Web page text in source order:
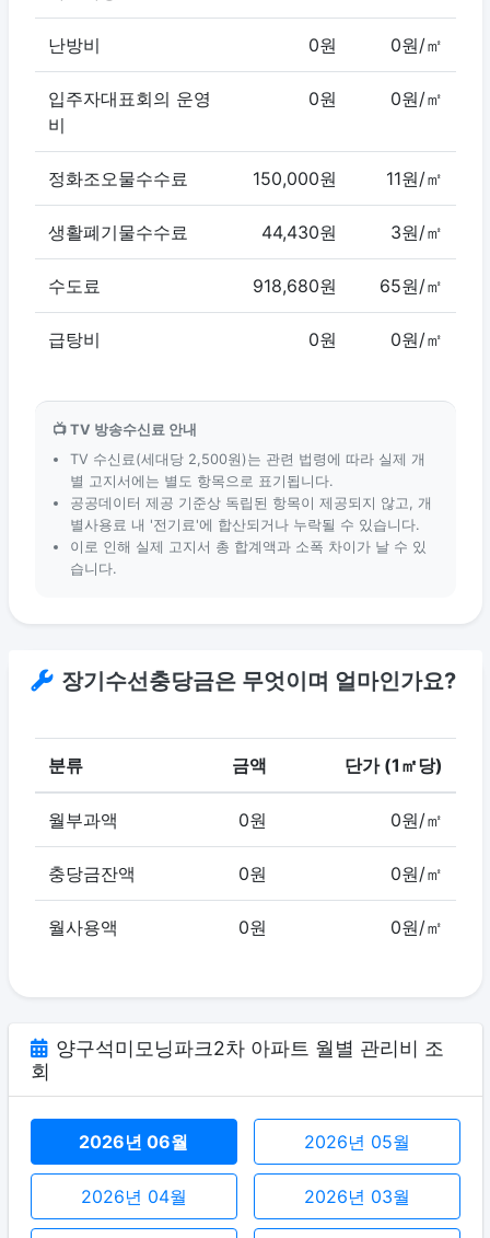
난방비 0원 0원/㎡
입주자대표회의 운영
비
0원 0원/㎡
정화조오물수수료 150,000원 11원/㎡
생활폐기물수수료 44,430원 3원/㎡
수도료 918,680원 65원/㎡
급탕비 0원 0원/㎡
📺 TV 방송수신료 안내
TV 수신료(세대당 2,500원)는 관련 법령에 따라 실제 개
별 고지서에는 별도 항목으로 표기됩니다.
공공데이터 제공 기준상 독립된 항목이 제공되지 않고, 개
별사용료 내 '전기료'에 합산되거나 누락될 수 있습니다.
이로 인해 실제 고지서 총 합계액과 소폭 차이가 날 수 있
습니다.
장기수선충당금은 무엇이며 얼마인가요?
분류 금액 단가 (1㎡당)
월부과액 0원 0원/㎡
충당금잔액 0원 0원/㎡
월사용액 0원 0원/㎡
양구석미모닝파크2차 아파트 월별 관리비 조
회
2026년 06월 2026년 05월
2026년 04월 2026년 03월